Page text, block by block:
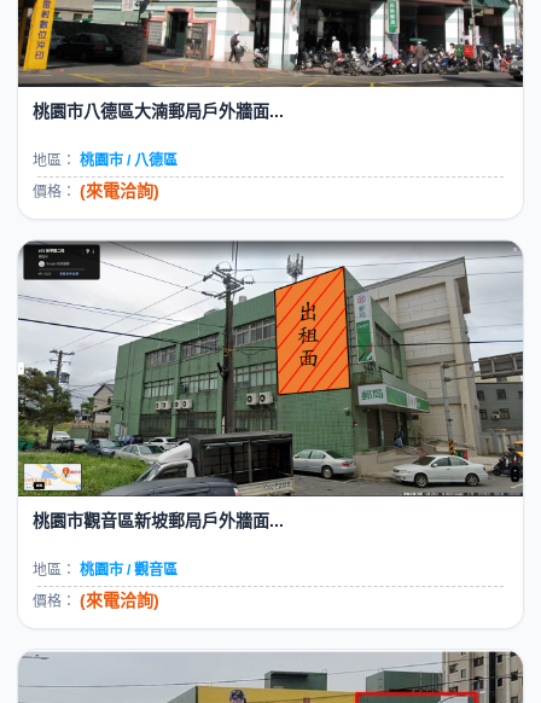
桃園市八德區大湳郵局戶外牆面...
地區： 桃園市 / 八德區
價格： (來電洽詢)
桃園市觀音區新坡郵局戶外牆面...
地區： 桃園市 / 觀音區
價格： (來電洽詢)